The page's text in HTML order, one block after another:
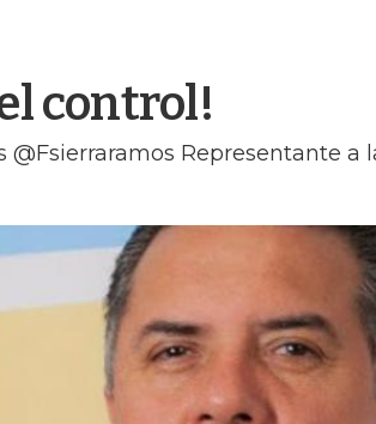
control!
@Fsierraramos Representante a